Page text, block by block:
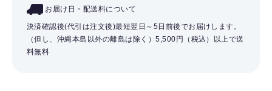
お届け日・配送料について
決済確認後(代引は注文後)最短翌日～5日前後でお届けします。
（但し、沖縄本島以外の離島は除く）5,500円（税込）以上で送
料無料